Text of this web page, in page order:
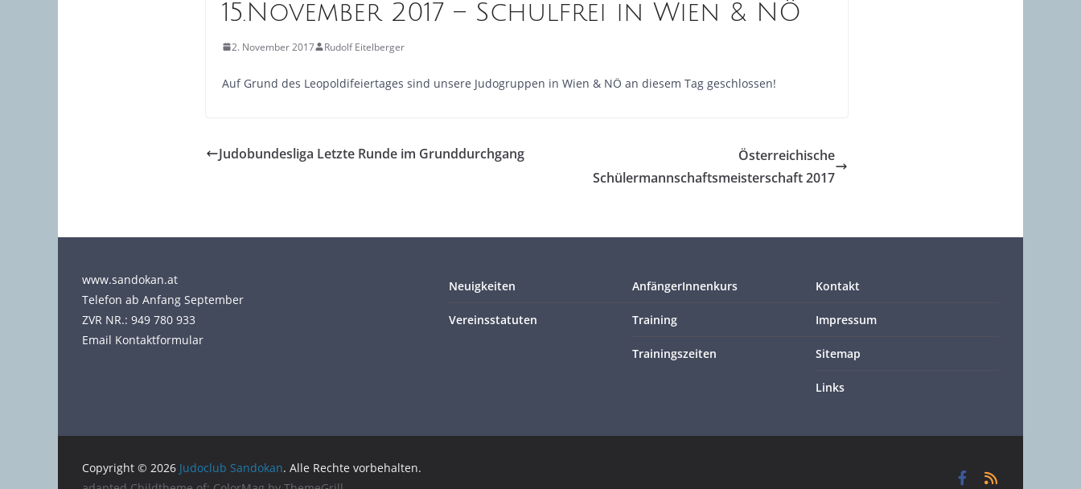
15.November 2017 – Schulfrei in Wien & NÖ
2. November 2017 Rudolf Eitelberger
Auf Grund des Leopoldifeiertages sind unsere Judogruppen in Wien & NÖ an diesem Tag geschlossen!
Judobundesliga Letzte Runde im Grunddurchgang
Österreichische
Schülermannschaftsmeisterschaft 2017
www.sandokan.at
Telefon ab Anfang September
ZVR NR.: 949 780 933
Email Kontaktformular
Neuigkeiten
Vereinsstatuten
AnfängerInnenkurs
Training
Trainingszeiten
Kontakt
Impressum
Sitemap
Links
Copyright © 2026 Judoclub Sandokan. Alle Rechte vorbehalten.